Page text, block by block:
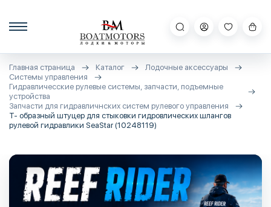
Главная страница Каталог
Лодочные аксессуары
Системы управления
Гидравличесские рулевые системы, запчасти, подъемные
устройства
Запчасти для гидравличнских систем рулевого управления
Т- образный штуцер для стыковки гидровлических шлангов
рулевой гидравлики SeaStar (10248119)